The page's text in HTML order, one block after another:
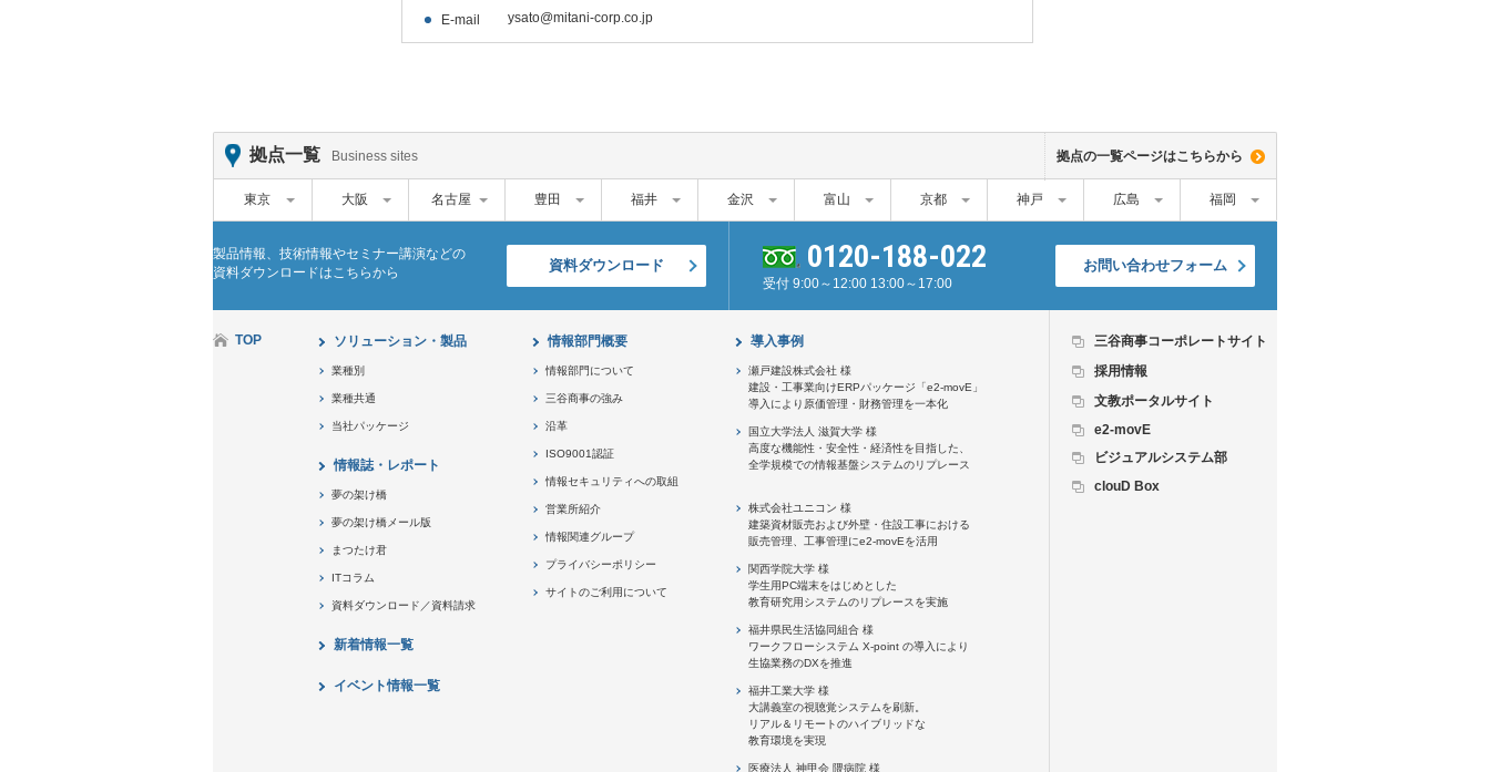
E-mail
ysato@mitani-corp.co.jp
拠点一覧 Business sites 拠点の一覧ページはこちらから
東京 大阪 名古屋 豊田 福井 金沢 富山 京都 神戸 広島 福岡
製品情報、技術情報やセミナー講演などの
資料ダウンロードはこちらから
資料ダウンロード 0120-188-022
受付 9:00～12:00 13:00～17:00
お問い合わせフォーム
TOP ソリューション・製品
業種別
業種共通
当社パッケージ
情報誌・レポート
夢の架け橋
夢の架け橋メール版
まつたけ君
ITコラム
資料ダウンロード／資料請求
新着情報一覧
イベント情報一覧
情報部門概要
情報部門について
三谷商事の強み
沿革
ISO9001認証
情報セキュリティへの取組
営業所紹介
情報関連グループ
プライバシーポリシー
サイトのご利用について
導入事例
瀬戸建設株式会社 様
建設・工事業向けERPパッケージ「e2-movE」
導入により原価管理・財務管理を一本化
国立大学法人 滋賀大学 様
高度な機能性・安全性・経済性を目指した、
全学規模での情報基盤システムのリプレース
株式会社ユニコン 様
建築資材販売および外壁・住設工事における
販売管理、工事管理にe2-movEを活用
関西学院大学 様
学生用PC端末をはじめとした
教育研究用システムのリプレースを実施
福井県民生活協同組合 様
ワークフローシステム X-point の導入により
生協業務のDXを推進
福井工業大学 様
大講義室の視聴覚システムを刷新。
リアル＆リモートのハイブリッドな
教育環境を実現
医療法人 神甲会 隈病院 様
三谷商事コーポレートサイト
採用情報
文教ポータルサイト
e2-movE
ビジュアルシステム部
clouD Box